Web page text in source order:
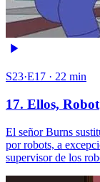
S23·E17 · 22 min
17. Ellos, Robot
El señor Burns
por robots, a
supervisor de los